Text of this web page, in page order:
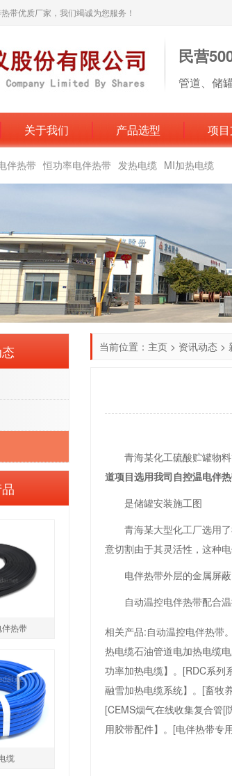
带优质厂家，我们竭诚为您服务！
民营
管道、储
关于我们 产品选型 项
伴热带 恒功率电伴热带 发热电缆 MI加热电缆
当前位置： 主页 > 资讯动态 >
青海某化工硫酸贮罐物
道项目选用我司自控温电伴
是储罐安装施工图
青海某大型化工厂选用
意切割由于其灵活性，这种
电伴热带外层的金属屏
自动温控电伴热带配合
相关产品:自动温控电伴热带
热电缆石油管道电加热电缆
功率加热电缆】。[RDC系列
融雪加热电缆系统】。[畜牧
[CEMS烟气在线收集复合管[
用胶带配件】。[电伴热带专
热带
缆